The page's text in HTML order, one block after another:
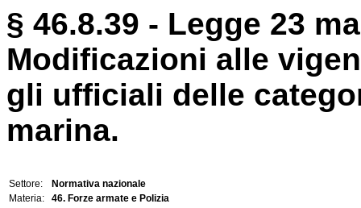
§ 46.8.39 - Legge 23
Modificazioni alle
gli ufficiali delle
marina.
Settore:
Normativa nazionale
Materia:
46. Forze armate e Polizia